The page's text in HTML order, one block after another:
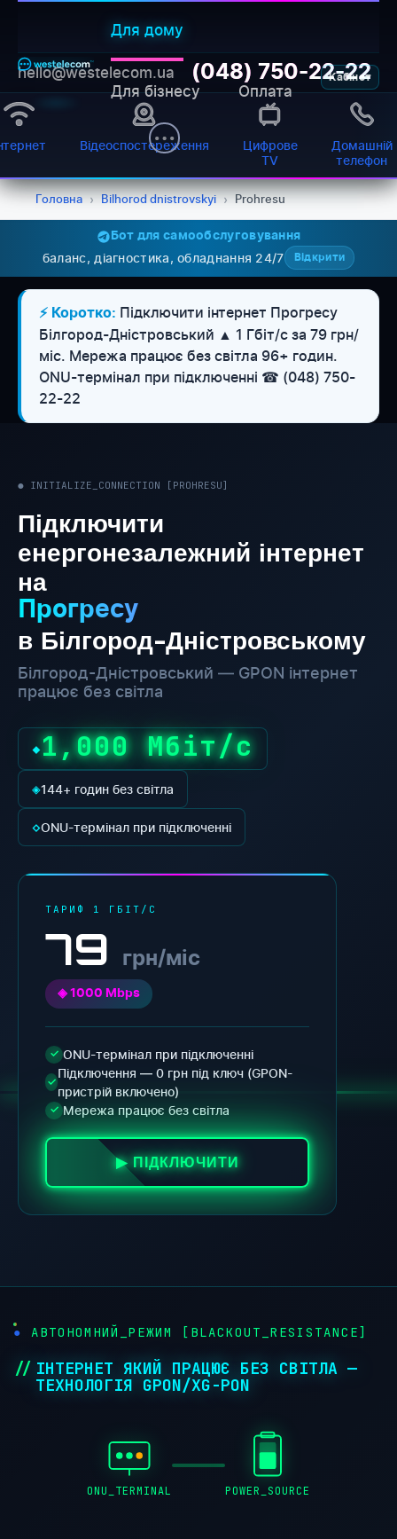
Для дому
Для бізнесу Оплата
Кабінет
hello@westelecom.ua (048) 750-22-22
Відеоспостереження
Цифрове
TV
Домашній
телефон
Головна › Bilhorod dnistrovskyi › Prohresu
Бот для самообслуговування
баланс, діагностика, обладнання 24/7 Відкрити
⚡ Коротко: Підключити інтернет Прогресу
Білгород-Дністровський ▲ 1 Гбіт/с за 79 грн/
міс. Мережа працює без світла 96+ годин.
ONU-термінал при підключенні ☎ (048) 750-
22-22
● INITIALIZE_CONNECTION [PROHRESU]
Підключити
енергонезалежний інтернет
на
Прогресу
в Білгород-Дністровському
Білгород-Дністровський — GPON інтернет
працює без світла
◆1,000 Мбіт/с
◈144+ годин без світла
◇ONU-термінал при підключенні
ТАРИФ 1 ГБІТ/С
79 грн/міс
◈ 1000 Mbps
✓ ONU-термінал при підключенні
✓
Підключення — 0 грн під ключ (GPON-
пристрій включено)
✓ Мережа працює без світла
▶ ПІДКЛЮЧИТИ
● АВТОНОМНИЙ_РЕЖИМ [BLACKOUT_RESISTANCE]
ІНТЕРНЕТ ЯКИЙ ПРАЦЮЄ БЕЗ СВІТЛА —
ТЕХНОЛОГІЯ GPON/XG-PON
ONU_TERMINAL POWER_SOURCE
WESTELECOM
Онлайн-підтримка